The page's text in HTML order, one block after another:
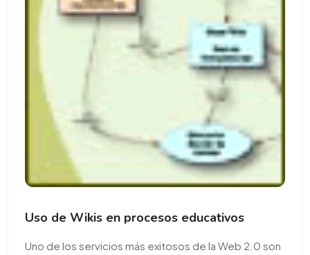
Uso de Wikis en procesos educativos
Uno de los servicios más exitosos de la Web 2.0 son